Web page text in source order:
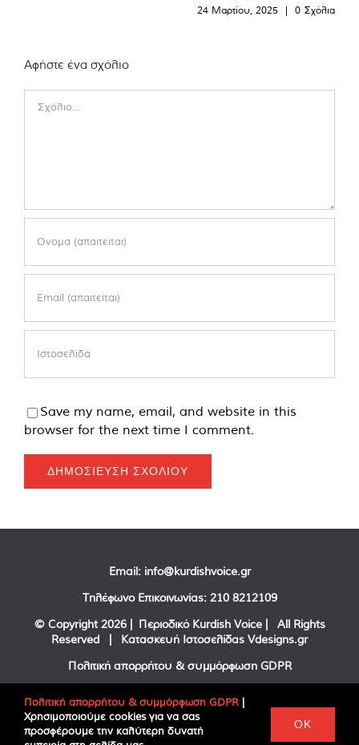
24 Μαρτίου, 2025 | 0 Σχόλια
Αφήστε ένα σχόλιο
Save my name, email, and website in this
browser for the next time I comment.
Email: info@kurdishvoice.gr
Τηλέφωνο Επικοινωνίας: 210 8212109
© Copyright 2026 | Περιοδικό Kurdish Voice | All Rights
Reserved | Κατασκευή Ιστοσελίδας Vdesigns.gr
Πολιτική απορρήτου & συμμόρφωση GDPR
FacebookTwitter
Πολιτική απορρήτου & συμμόρφωση GDPR |
Χρησιμοποιούμε cookies για να σας
προσφέρουμε την καλύτερη δυνατή
OK